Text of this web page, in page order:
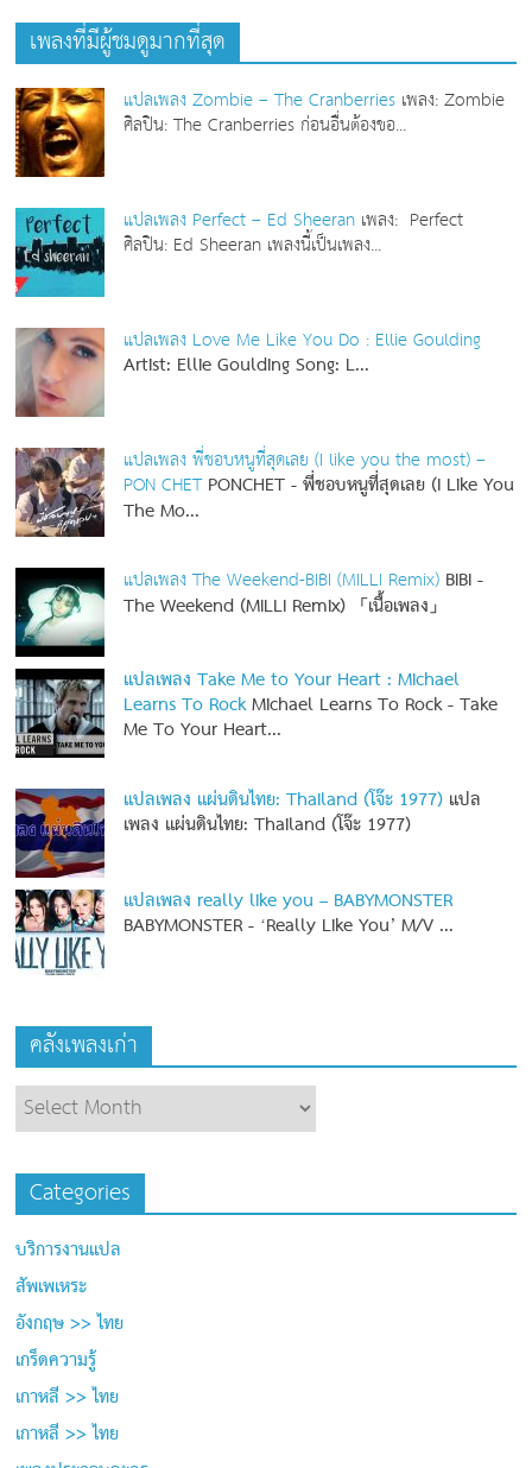
เพลงที่มีผู้ชมดูมากที่สุด
แปลเพลง Zombie – The Cranberries เพลง: Zombie
ศิลปิน: The Cranberries ก่อนอื่นต้องขอ...
แปลเพลง Perfect – Ed Sheeran เพลง: Perfect
ศิลปิน: Ed Sheeran เพลงนี้เป็นเพลง...
แปลเพลง Love Me Like You Do : Ellie Goulding
Artist: Ellie GouldingSong: L...
แปลเพลง พี่ชอบหนูที่สุดเลย (I like you the most) –
PON CHET PONCHET - พี่ชอบหนูที่สุดเลย (I Like You
The Mo...
แปลเพลง The Weekend-BIBI (MILLI Remix) BIBI -
The Weekend (MILLI Remix) 「เนื้อเพลง」
แปลเพลง Take Me to Your Heart : Michael
Learns To RockMichael Learns To Rock - Take
Me To Your Heart...
แปลเพลง แผ่นดินไทย: Thailand (โจ๊ะ 1977) แปล
เพลง แผ่นดินไทย: Thailand (โจ๊ะ 1977)
แปลเพลง really like you – BABYMONSTER
BABYMONSTER - ‘Really Like You’ M/V ...
คลังเพลงเก่า
Categories
บริการงานแปล
สัพเพเหระ
อังกฤษ >> ไทย
เกร็ดความรู้
เกาหลี >> ไทย
เกาหลี >> ไทย